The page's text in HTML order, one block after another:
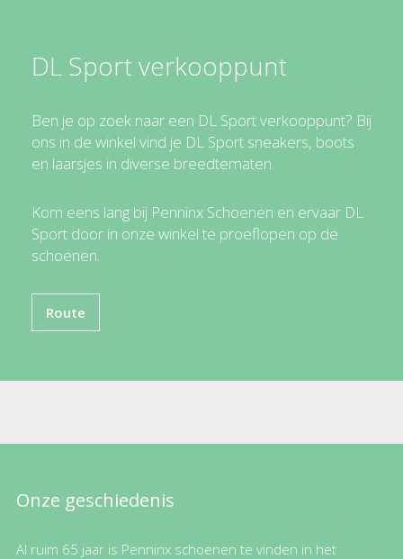
DL Sport verkooppunt
Ben je op zoek naar een DL Sport verkooppunt? Bij
ons in de winkel vind je DL Sport sneakers, boots
en laarsjes in diverse breedtematen.
Kom eens lang bij Penninx Schoenen en ervaar DL
Sport door in onze winkel te proeflopen op de
schoenen.
Route
Onze geschiedenis
Al ruim 65 jaar is Penninx schoenen te vinden in het